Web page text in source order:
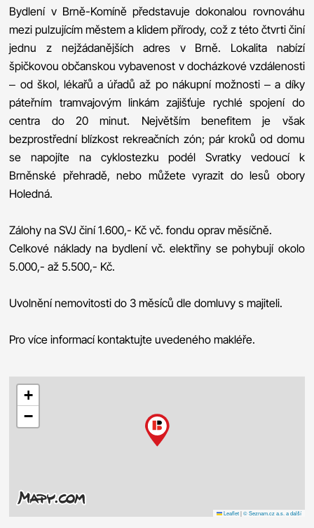
Bydlení v Brně-Komíně představuje dokonalou rovnováhu
mezi pulzujícím městem a klidem přírody, což z této čtvrti činí
jednu z nejžádanějších adres v Brně. Lokalita nabízí
špičkovou občanskou vybavenost v docházkové vzdálenosti
– od škol, lékařů a úřadů až po nákupní možnosti – a díky
páteřním tramvajovým linkám zajišťuje rychlé spojení do
centra do 20 minut. Největším benefitem je však
bezprostřední blízkost rekreačních zón; pár kroků od domu
se napojíte na cyklostezku podél Svratky vedoucí k
Brněnské přehradě, nebo můžete vyrazit do lesů obory
Holedná.
Zálohy na SVJ činí 1.600,- Kč vč. fondu oprav měsíčně.
Celkové náklady na bydlení vč. elektřiny se pohybují okolo
5.000,- až 5.500,- Kč.
Uvolnění nemovitosti do 3 měsíců dle domluvy s majiteli.
Pro více informací kontaktujte uvedeného makléře.
+
−
Leaflet | © Seznam.cz a.s. a další